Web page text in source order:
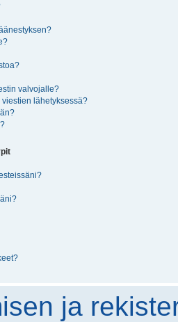
valvojalle?
lähetyksessä?
ja